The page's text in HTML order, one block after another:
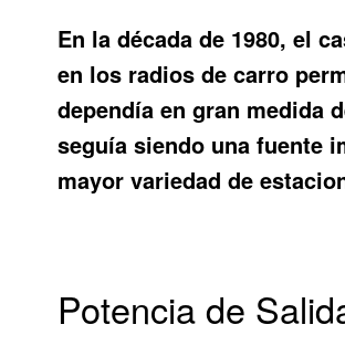
En la década de 1980, el
en los radios de carro
dependía en gran medida
seguía siendo una fuente
mayor variedad de
Potencia de